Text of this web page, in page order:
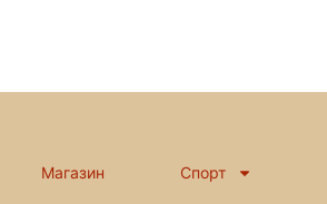
Магазин Спорт